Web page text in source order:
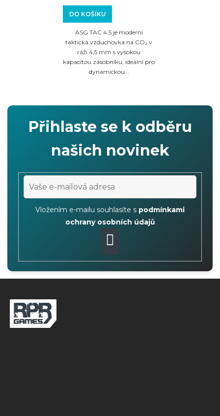
DO KOŠÍKU
ASG TAC 4.5 je moderní
taktická vzduchovka na CO₂ v
ráži 4,5 mm s vysokou
kapacitou zásobníku, ideální pro
dynamickou...
Přihlaste se k odběru
našich novinek
Vložením e-mailu souhlasíte s podmínkami
ochrany osobních údajů
PŘIHLÁSIT
SE